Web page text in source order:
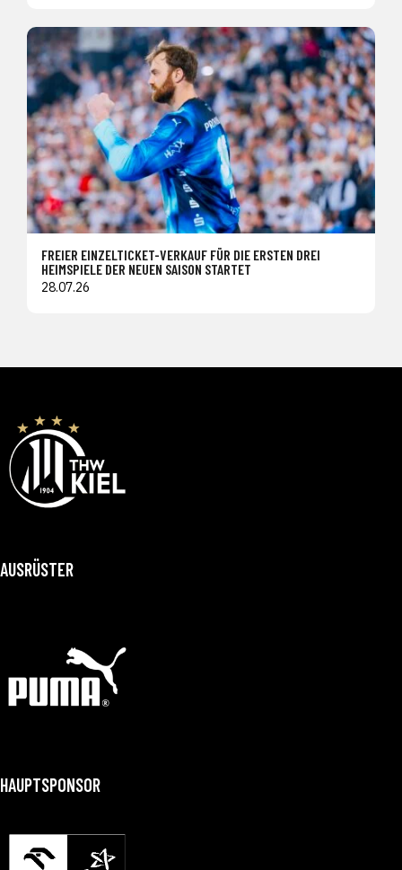
FREIER EINZELTICKET-VERKAUF FÜR DIE ERSTEN DREI
HEIMSPIELE DER NEUEN SAISON STARTET
28.07.26
AUSRÜSTER
HAUPTSPONSOR